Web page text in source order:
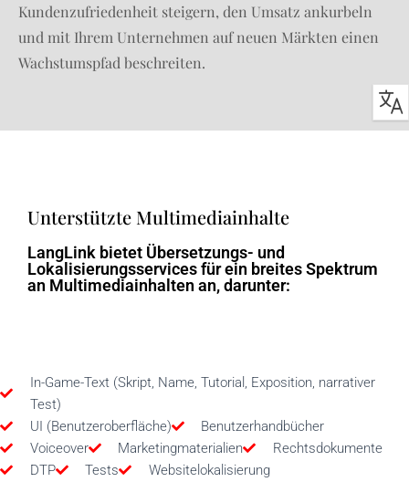
Kundenzufriedenheit steigern, den Umsatz ankurbeln
und mit Ihrem Unternehmen auf neuen Märkten einen
Wachstumspfad beschreiten.
Unterstützte Multimediainhalte
LangLink bietet Übersetzungs- und
Lokalisierungsservices für ein breites Spektrum
an Multimediainhalten an, darunter:
In-Game-Text (Skript, Name, Tutorial, Exposition, narrativer
Test)
UI (Benutzeroberfläche)
Benutzerhandbücher
Voiceover
Marketingmaterialien
Rechtsdokumente
DTP
Tests Websitelokalisierung